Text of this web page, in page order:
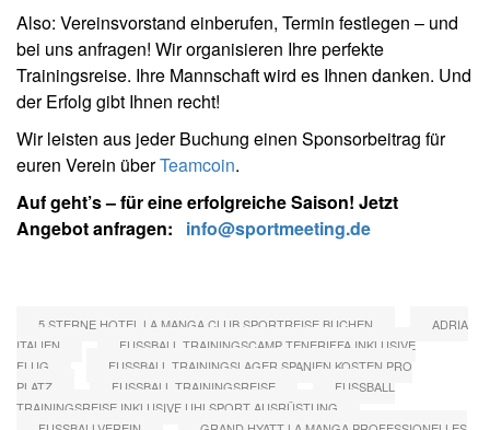
Also: Vereinsvorstand einberufen, Termin festlegen – und
bei uns anfragen! Wir organisieren Ihre perfekte
Trainingsreise. Ihre Mannschaft wird es Ihnen danken. Und
der Erfolg gibt Ihnen recht!
Wir leisten aus jeder Buchung einen Sponsorbeitrag für
euren Verein überTeamcoin.
Auf geht’s – für eine erfolgreiche Saison! Jetzt
Angebot anfragen: info@sportmeeting.de
5 STERNE HOTEL LA MANGA CLUB SPORTREISE BUCHEN
ADRIA
ITALIEN
FUSSBALL TRAININGSCAMP TENERIFFA INKLUSIVE F
LUG
FUSSBALL TRAININGSLAGER SPANIEN KOSTEN PRO P
LATZ
FUSSBALL TRAININGSREISE
FUSSBALL T
RAININGSREISE INKLUSIVE UHLSPORT AUSRÜSTUNG